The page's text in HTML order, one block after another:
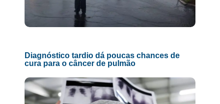
Diagnóstico tardio dá poucas chances de
cura para o câncer de pulmão